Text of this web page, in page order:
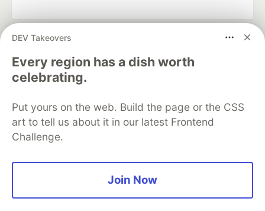
DEV Takeovers
Every region has a dish worth
celebrating.
Put yours on the web. Build the page or the CSS
art to tell us about it in our latest Frontend
Challenge.
Join Now
DEV Community
development and manage your software career
Home
DEV Challenges DEV++
Videos
DEV Education Tracks
Free Postgres Database
DEV Shop
MLH
Code of Conduct
Privacy Policy
Terms of Use
Built on